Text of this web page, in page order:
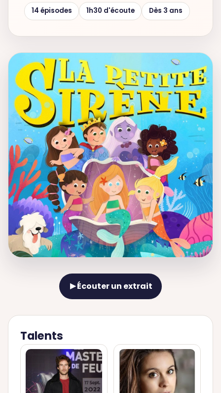
14 épisodes 1h30 d'écoute Dès 3 ans
▶Écouter un extrait
Talents